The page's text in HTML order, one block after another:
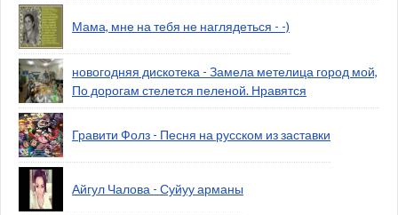
Мама, мне на тебя не наглядеться - -)
новогодняя дискотека - Замела метелица город мой,
По дорогам стелется пеленой. Нравятся
Гравити Фолз - Песня на русском из заставки
Айгул Чалова - Суйуу арманы